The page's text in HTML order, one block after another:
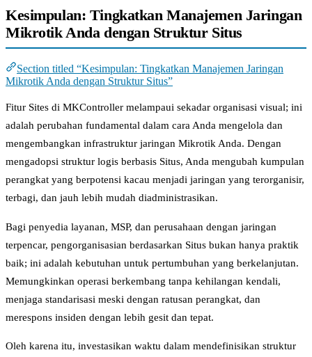
Kesimpulan: Tingkatkan Manajemen Jaringan
Mikrotik Anda dengan Struktur Situs
Section titled “Kesimpulan: Tingkatkan Manajemen Jaringan
Mikrotik Anda dengan Struktur Situs”
Fitur Sites di MKController melampaui sekadar organisasi visual; ini
adalah perubahan fundamental dalam cara Anda mengelola dan
mengembangkan infrastruktur jaringan Mikrotik Anda. Dengan
mengadopsi struktur logis berbasis Situs, Anda mengubah kumpulan
perangkat yang berpotensi kacau menjadi jaringan yang terorganisir,
terbagi, dan jauh lebih mudah diadministrasikan.
Bagi penyedia layanan, MSP, dan perusahaan dengan jaringan
terpencar, pengorganisasian berdasarkan Situs bukan hanya praktik
baik; ini adalah kebutuhan untuk pertumbuhan yang berkelanjutan.
Memungkinkan operasi berkembang tanpa kehilangan kendali,
menjaga standarisasi meski dengan ratusan perangkat, dan
merespons insiden dengan lebih gesit dan tepat.
Oleh karena itu, investasikan waktu dalam mendefinisikan struktur